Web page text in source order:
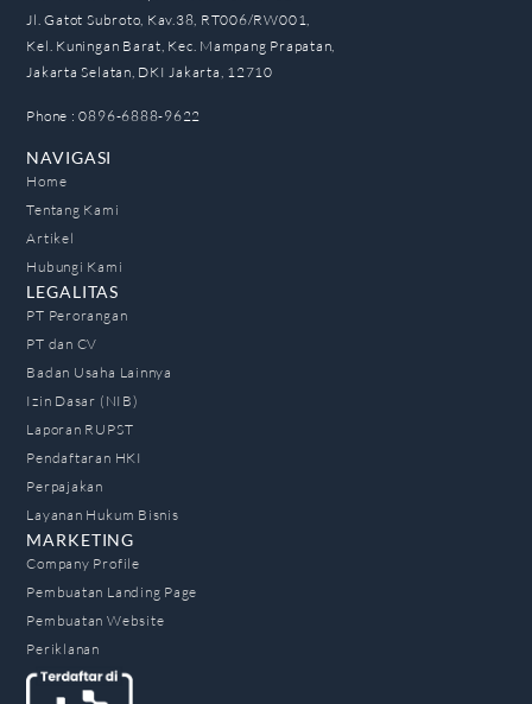
Jl. Gatot Subroto, Kav.38, RT006/RW001,
Kel. Kuningan Barat, Kec. Mampang Prapatan,
Jakarta Selatan, DKI Jakarta, 12710
Phone : 0896-6888-9622
NAVIGASI
Home
Tentang Kami
Artikel
Hubungi Kami
LEGALITAS
PT Perorangan
PT dan CV
Badan Usaha Lainnya
Izin Dasar (NIB)
Laporan RUPST
Pendaftaran HKI
Perpajakan
Layanan Hukum Bisnis
MARKETING
Company Profile
Pembuatan Landing Page
Pembuatan Website
Periklanan